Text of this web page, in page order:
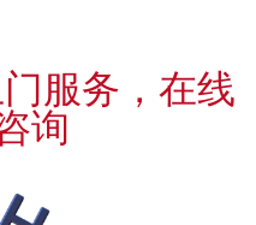
服务，在线
询